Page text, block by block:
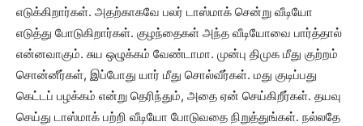
எடுக்கிறார்கள். அதற்காகவே பலர் டாஸ்மாக் சென்று வீடியோ
எடுத்து போடுகிறார்கள். குழந்தைகள் அந்த வீடியோவை பார்த்தால்
என்னவாகும். சுய ஒழுக்கம் வேண்டாமா. முன்பு திமுக மீது குற்றம்
சொன்னீர்கள், இப்போது யார் மீது சொல்வீர்கள். மது குடிப்பது
கெட்டப் பழக்கம் என்று தெரிந்தும், அதை ஏன் செய்கிறீர்கள். தயவு
செய்து டாஸ்மாக் பற்றி வீடியோ போடுவதை நிறுத்துங்கள். நல்லதே